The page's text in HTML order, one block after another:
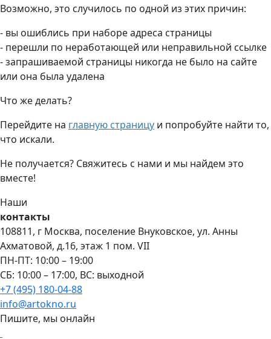
Возможно, это случилось по одной из этих причин:
- вы ошиблись при наборе адреса страницы
- перешли по неработающей или неправильной ссылке
- запрашиваемой страницы никогда не было на сайте
или она была удалена
Что же делать?
Перейдите на главную страницу и попробуйте найти то,
что искали.
Не получается? Свяжитесь с нами и мы найдем это
вместе!
Наши
контакты
108811, г Москва, поселение Внуковское, ул. Анны
Ахматовой, д.16, этаж 1 пом. VII
ПН-ПТ: 10:00 – 19:00
СБ: 10:00 – 17:00, ВС: выходной
+7 (495) 180-04-88
info@artokno.ru
Пишите, мы онлайн